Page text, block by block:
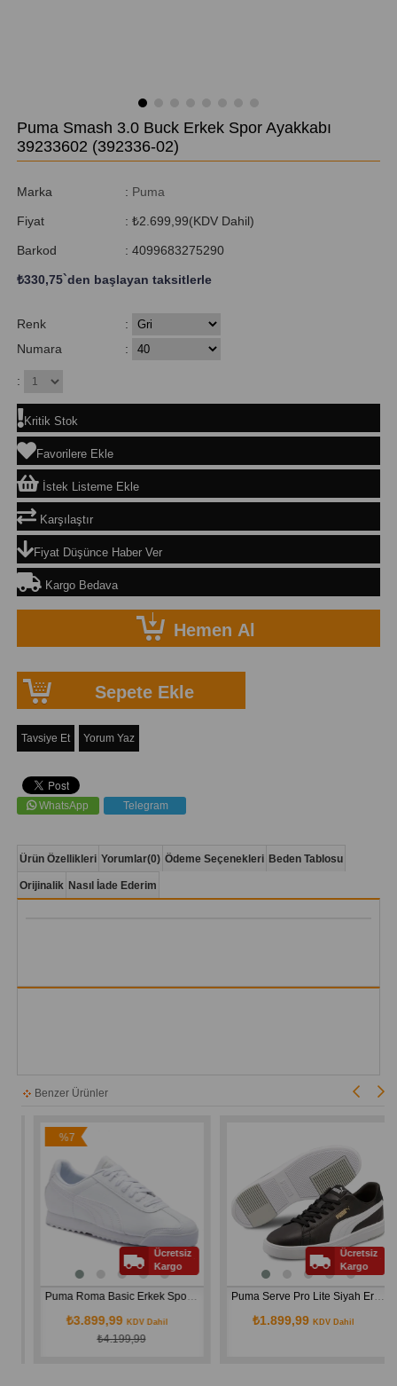
Puma Smash 3.0 Buck Erkek Spor Ayakkabı
39233602 (392336-02)
Marka : Puma
Fiyat : ₺2.699,99(KDV Dahil)
Barkod : 4099683275290
₺330,75`den başlayan taksitlerle
Renk
:
Numara
:
:
Kritik Stok
Favorilere Ekle
İstek Listeme Ekle
Karşılaştır
Fiyat Düşünce Haber Ver
Kargo Bedava
Tavsiye Et Yorum Yaz
WhatsApp Telegram
Ürün Özellikleri Yorumlar(0) Ödeme Seçenekleri Beden Tablosu
Orijinalik Nasıl İade Ederim
Benzer Ürünler
Puma Roma Basic Erkek Spor Ayakkabı BEYAZ 35357221
₺3.899,99KDV Dahil
₺4.199,99
%7
İndirim
Ücretsiz
Kargo
Puma Serve Pro Lite Siyah Erkek Günlük Ayakkabısı 374902-02
₺1.899,99KDV Dahil
Ücretsiz
Kargo